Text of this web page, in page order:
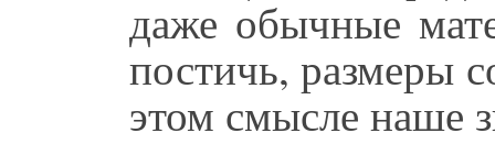
даже обычные
постичь, размеры
этом смысле наше